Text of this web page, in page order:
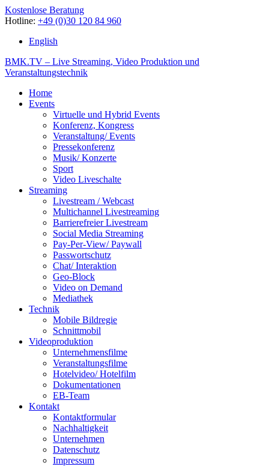
Kostenlose Beratung
Hotline: +49 (0)30 120 84 960
English
BMK.TV – Live Streaming, Video Produktion und
Veranstaltungstechnik
Home
Events
Virtuelle und Hybrid Events
Konferenz, Kongress
Veranstaltung/ Events
Pressekonferenz
Musik/ Konzerte
Sport
Video Liveschalte
Streaming
Livestream / Webcast
Multichannel Livestreaming
Barrierefreier Livestream
Social Media Streaming
Pay-Per-View/ Paywall
Passwortschutz
Chat/ Interaktion
Geo-Block
Video on Demand
Mediathek
Technik
Mobile Bildregie
Schnittmobil
Videoproduktion
Unternehmensfilme
Veranstaltungsfilme
Hotelvideo/ Hotelfilm
Dokumentationen
EB-Team
Kontakt
Kontaktformular
Nachhaltigkeit
Unternehmen
Datenschutz
Impressum